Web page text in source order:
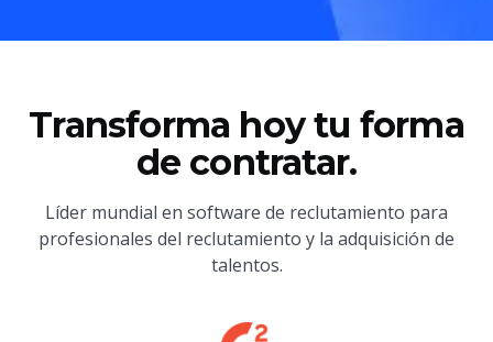
Transforma hoy tu forma
de contratar.
Líder mundial en software de reclutamiento para
profesionales del reclutamiento y la adquisición de
talentos.